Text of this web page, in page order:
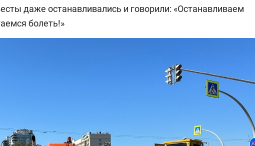
даже останавливались и говорили: «Останавливаем
болеть!»